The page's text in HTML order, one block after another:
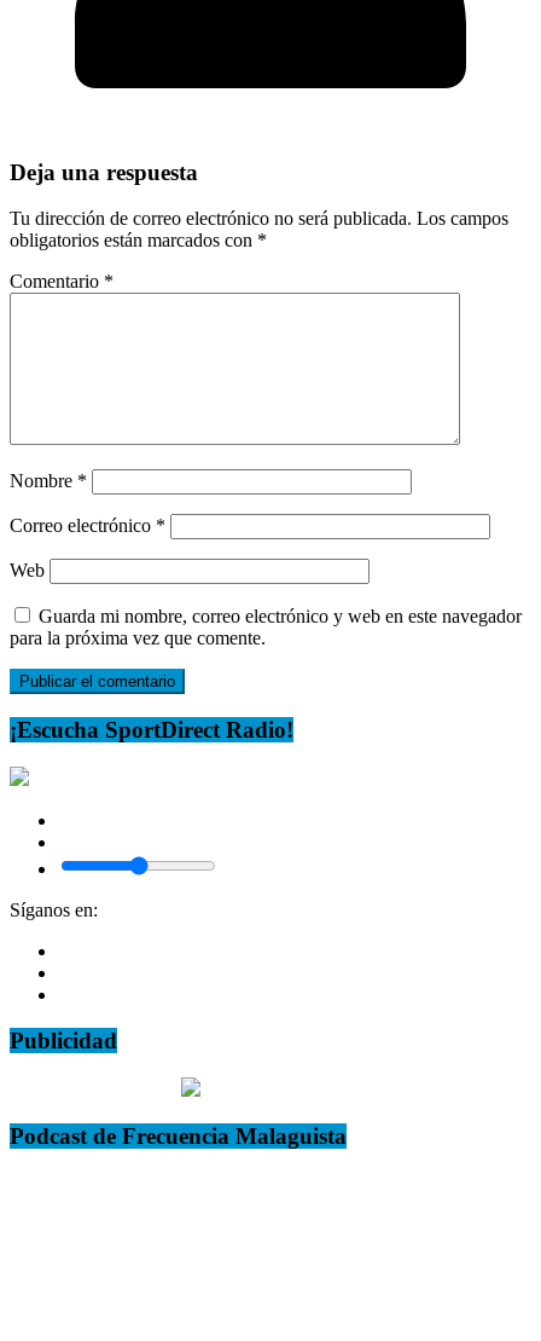
Deja una respuesta
Tu dirección de correo electrónico no será publicada. Los campos
obligatorios están marcados con *
Comentario *
Nombre *
Correo electrónico *
Web
Guarda mi nombre, correo electrónico y web en este navegador
para la próxima vez que comente.
¡Escucha SportDirect Radio!
Síganos en:
Publicidad
Podcast de Frecuencia Malaguista